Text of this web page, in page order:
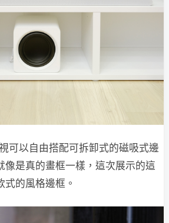
可以自由搭配可拆卸式的磁吸式邊
像是真的畫框一樣，這次展示的這
式的風格邊框。